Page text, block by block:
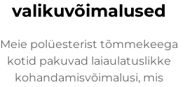
valikuvõimalused
Meie polüesterist tõmmekeega
kotid pakuvad laiaulatuslikke
kohandamisvõimalusi, mis